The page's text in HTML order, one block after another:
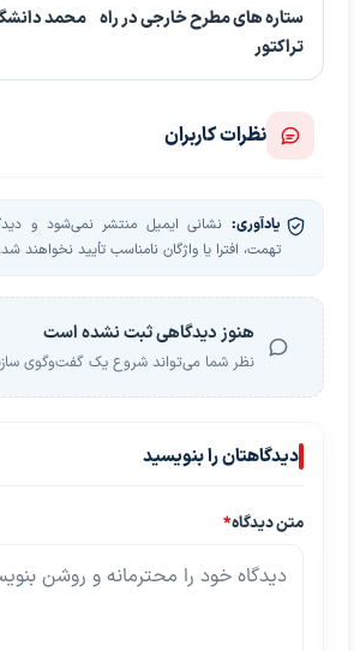
ستاره های مطرح خارجی در راه
تراکتور
محمد
نظرات کاربران
یادآوری: نشانی ایمیل منتشر نمی‌شود و
تهمت، افترا یا واژگان نامناسب تأیید نخواهند شد.
هنوز دیدگاهی ثبت نشده است
نظر شما می‌تواند شروع یک گفت‌وگوی
دیدگاهتان را بنویسید
متن دیدگاه*